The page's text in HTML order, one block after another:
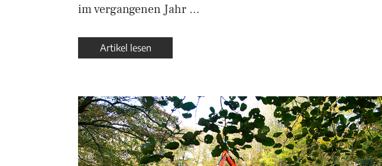
im vergangenen Jahr …
Artikel lesen